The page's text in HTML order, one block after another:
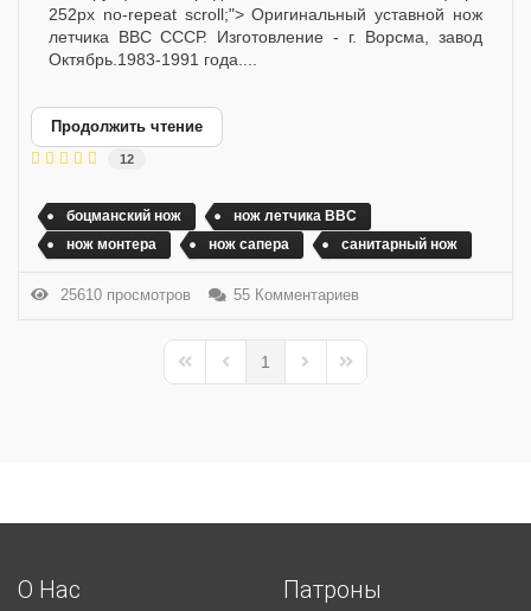
252px no-repeat scroll;"> Оригинальный уставной нож
летчика ВВС СССР. Изготовление - г. Ворсма, завод
Октябрь.1983-1991 года....
Продолжить чтение
12
боцманский нож
нож летчика ВВС
нож монтера
нож сапера санитарный нож
25610 просмотров 55 Комментариев
First PagePrevious Page
1
Next PageLast Page
О Нас Патроны